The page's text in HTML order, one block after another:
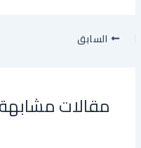
السابق
مقالات مشابهة